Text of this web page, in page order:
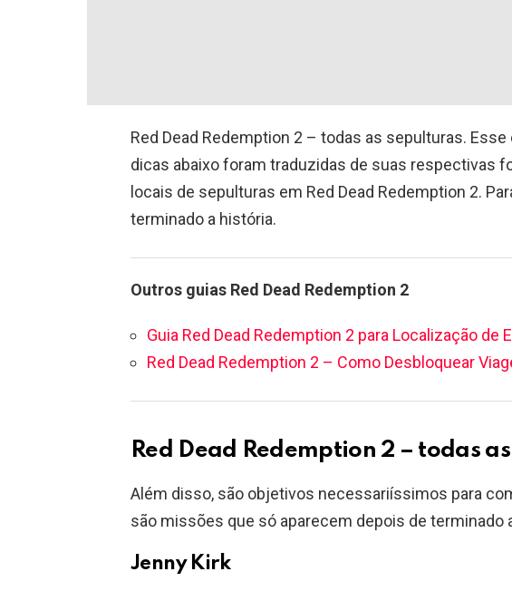
Red Dead Redemption 2 – todas as sepulturas.
dicas abaixo foram traduzidas de suas respectivas
locais de sepulturas em Red Dead Redemption 2.
terminado a história.
Outros guias Red Dead Redemption 2
Guia Red Dead Redemption 2 para Localização de
Red Dead Redemption 2 – Como Desbloquear
Red Dead Redemption 2 – todas
Além disso, são objetivos necessariíssimos para
são missões que só aparecem depois de terminado
Jenny Kirk